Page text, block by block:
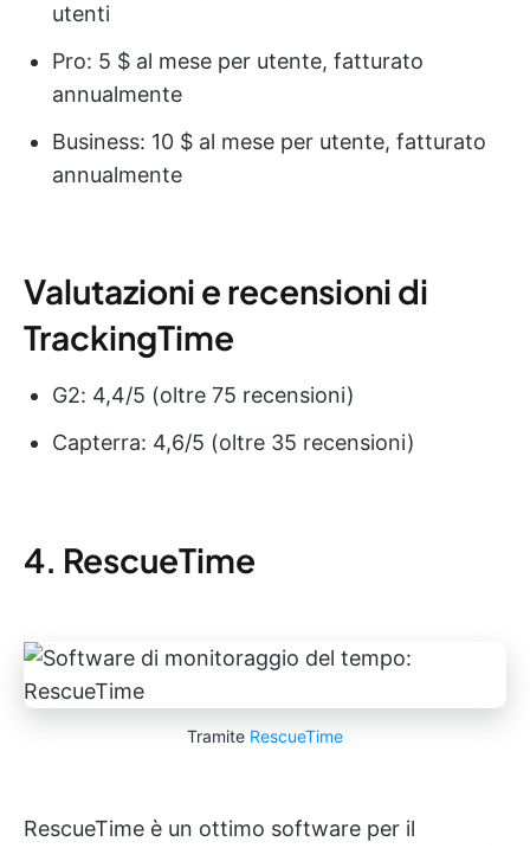
utenti
Pro: 5 $ al mese per utente, fatturato
annualmente
Business: 10 $ al mese per utente, fatturato
annualmente
Valutazioni e recensioni di
TrackingTime
G2: 4,4/5 (oltre 75 recensioni)
Capterra: 4,6/5 (oltre 35 recensioni)
4. RescueTime
Tramite RescueTime
RescueTime è un ottimo software per il